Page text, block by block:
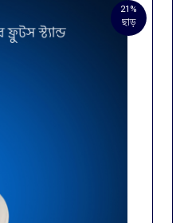
21%
ছাড়